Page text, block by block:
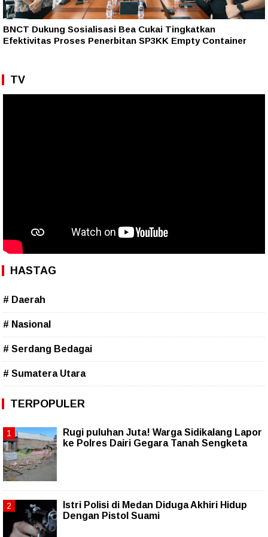
BNCT Dukung Sosialisasi Bea Cukai Tingkatkan
Efektivitas Proses Penerbitan SP3KK Empty Container
TV
HASTAG
# Daerah
# Nasional
# Serdang Bedagai
# Sumatera Utara
TERPOPULER
Rugi puluhan Juta! Warga Sidikalang Lapor
ke Polres Dairi Gegara Tanah Sengketa
Istri Polisi di Medan Diduga Akhiri Hidup
Dengan Pistol Suami